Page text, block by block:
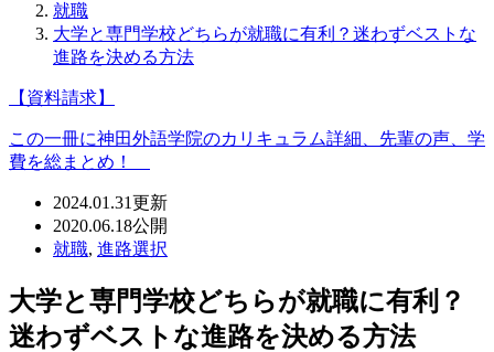
就職
大学と専門学校どちらが就職に有利？迷わずベストな
進路を決める方法
【資料請求】
この一冊に神田外語学院のカリキュラム詳細、先輩の声、学
費を総まとめ！
2024.01.31更新
2020.06.18公開
就職, 進路選択
大学と専門学校どちらが就職に有利？
迷わずベストな進路を決める方法